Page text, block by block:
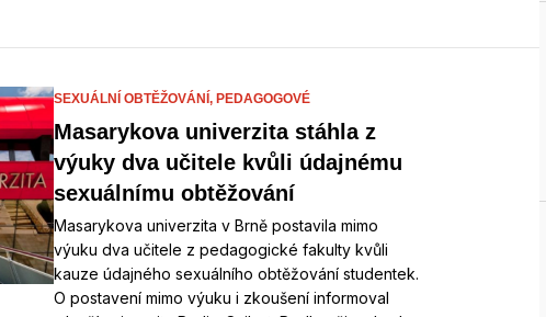
SEXUÁLNÍ OBTĚŽOVÁNÍ, PEDAGOGOVÉ
Masarykova univerzita stáhla z
výuky dva učitele kvůli údajnému
sexuálnímu obtěžování
Masarykova univerzita v Brně postavila mimo
výuku dva učitele z pedagogické fakulty kvůli
kauze údajného sexuálního obtěžování studentek.
O postavení mimo výuku i zkoušení informoval